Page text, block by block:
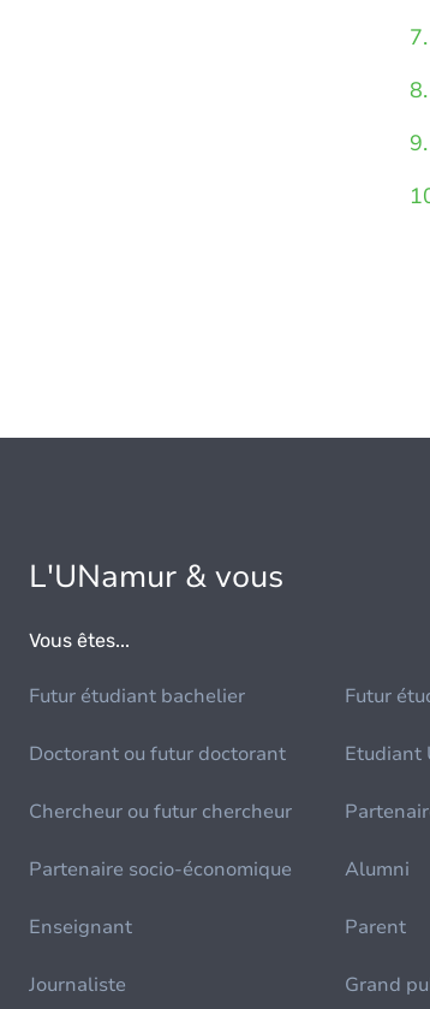
L'UNamur & vous
Vous êtes...
Futur étudiant bachelier Futur
Doctorant ou futur doctorant Etudiant
Chercheur ou futur chercheur
Partenaire socio-économique Alumni
Enseignant Parent
Journaliste Grand